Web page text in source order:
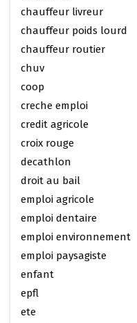
chauffeur livreur
chauffeur poids lourd
chauffeur routier
chuv
coop
creche emploi
credit agricole
croix rouge
decathlon
droit au bail
emploi agricole
emploi dentaire
emploi environnement
emploi paysagiste
enfant
epfl
ete